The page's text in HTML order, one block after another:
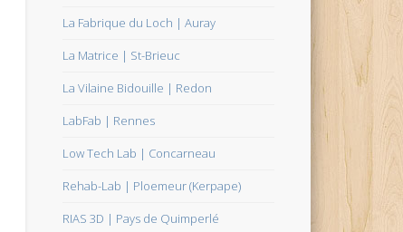
La Fabrique du Loch | Auray
La Matrice | St-Brieuc
La Vilaine Bidouille | Redon
LabFab | Rennes
Low Tech Lab | Concarneau
Rehab-Lab | Ploemeur (Kerpape)
RIAS 3D | Pays de Quimperlé